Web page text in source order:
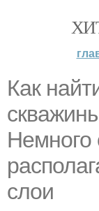
Как
Немного
слои